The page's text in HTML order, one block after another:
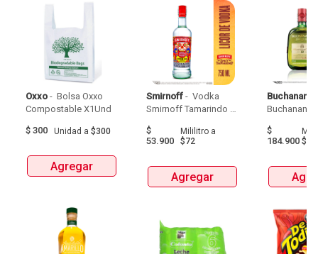
Oxxo - Bolsa Oxxo
$ 300 Unidad a $300
Agregar
Smirnoff - Vodka
Smirnoff Tamarindo
$
53.900
Mililitroa
$72
Agregar
Buchanans
$
184.900